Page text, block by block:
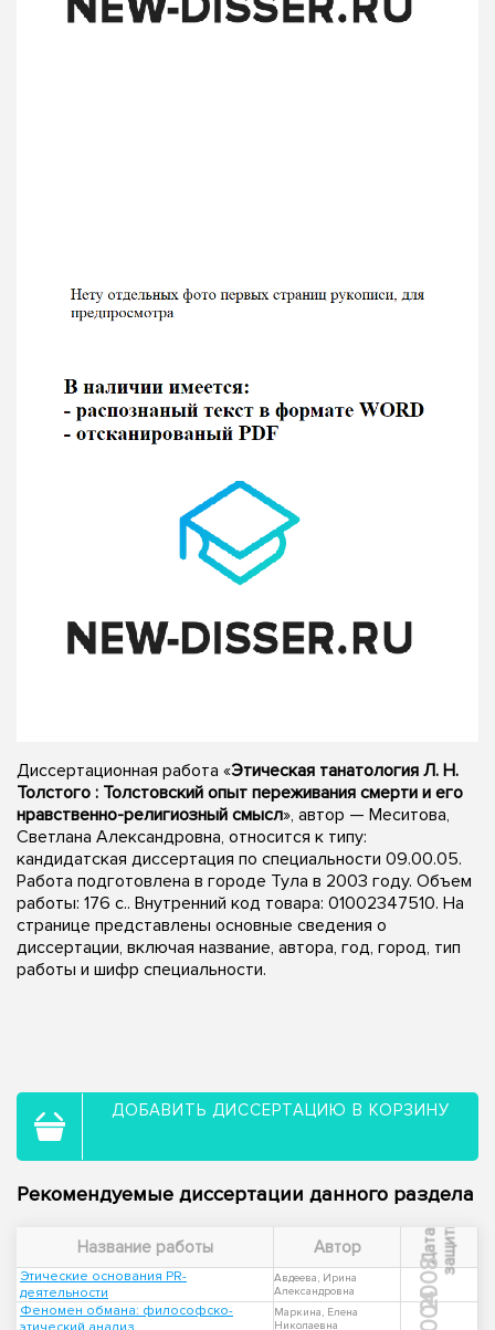
Диссертационная работа «Этическая танатология Л. Н.
Толстого : Толстовский опыт переживания смерти и его
нравственно-религиозный смысл», автор — Меситова,
Светлана Александровна, относится к типу:
кандидатская диссертация по специальности 09.00.05.
Работа подготовлена в городе Тула в 2003 году. Объем
работы: 176 с.. Внутренний код товара: 01002347510. На
странице представлены основные сведения о
диссертации, включая название, автора, год, город, тип
работы и шифр специальности.
ДОБАВИТЬ ДИССЕРТАЦИЮ В КОРЗИНУ
Рекомендуемые диссертации данного раздела
Название работы Автор Д
а
т
а
з
а
щ
и
ты
Этические основания PR-
деятельности
Авдеева, Ирина
Александровна
2008
Феномен обмана: философско-
Маркина, Елена
Николаевна
2004